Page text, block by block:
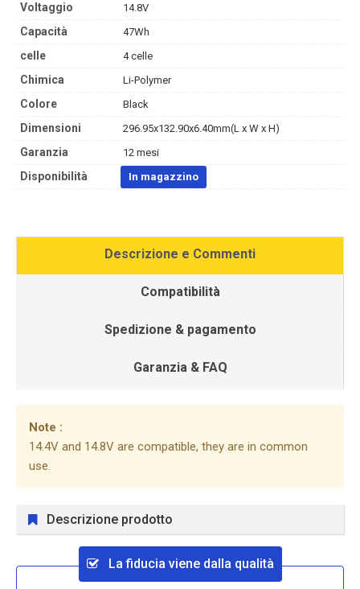
Voltaggio 14.8V
Capacità 47Wh
celle 4 celle
Chimica Li-Polymer
Colore Black
Dimensioni 296.95x132.90x6.40mm(L x W x H)
Garanzia 12 mesi
Disponibilità In magazzino
Descrizione e Commenti
Compatibilità
Spedizione & pagamento
Garanzia & FAQ
Note :
14.4V and 14.8V are compatible, they are in common
use.
Descrizione prodotto
La fiducia viene dalla qualità